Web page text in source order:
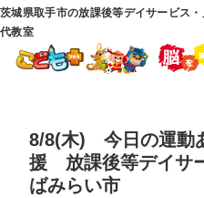
茨城県取手市の放課後等デイサービス
代教室
8/8(木) 今日の運動
援 放課後等デイサ
ばみらい市